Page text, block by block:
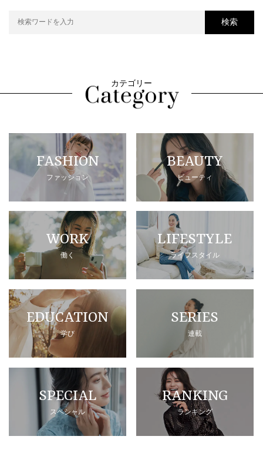
検索
カテゴリー
FASHION
ファッション
BEAUTY
ビューティ
WORK
働く
LIFESTYLE
ライフスタイル
EDUCATION
学び
SERIES
連載
SPECIAL
スペシャル
RANKING
ランキング